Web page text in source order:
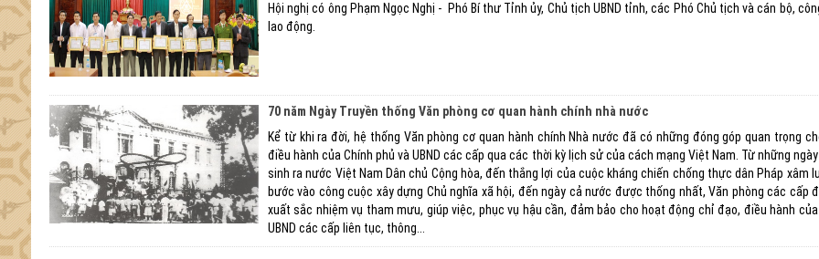
Hội nghị có ông Phạm Ngọc Nghị - Phó Bí thư Tỉnh ủy, Chủ tịch UBND tỉnh, các Phó Chủ tịch và cán bộ,
lao động.
70 năm Ngày Truyền thống Văn phòng cơ quan hành chính nhà nước
Kể từ khi ra đời, hệ thống Văn phòng cơ quan hành chính Nhà nước đã có những đóng góp quan trọng
điều hành của Chính phủ và UBND các cấp qua các thời kỳ lịch sử của cách mạng Việt Nam. Từ những
sinh ra nước Việt Nam Dân chủ Cộng hòa, đến thắng lợi của cuộc kháng chiến chống thực dân Pháp xâm
bước vào công cuộc xây dựng Chủ nghĩa xã hội, đến ngày cả nước được thống nhất, Văn phòng các cấp
xuất sắc nhiệm vụ tham mưu, giúp việc, phục vụ hậu cần, đảm bảo cho hoạt động chỉ đạo, điều hành của
UBND các cấp liên tục, thông...